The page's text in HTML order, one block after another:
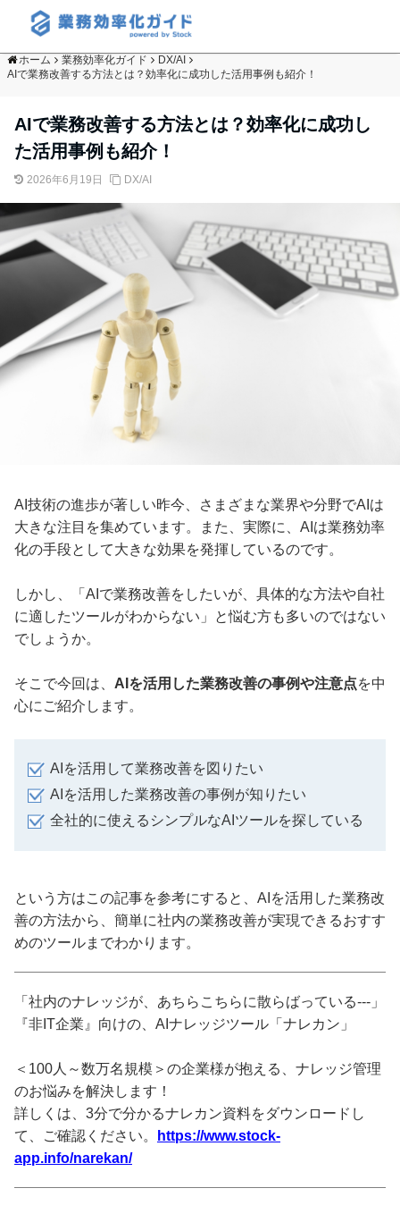
ホーム 業務効率化ガイド
DX/AI
AIで業務改善する方法とは？効率化に成功した活用事例も紹介！
AIで業務改善する方法とは？効率化に成功し
た活用事例も紹介！
2026年6月19日 DX/AI
AI技術の進歩が著しい昨今、さまざまな業界や分野でAIは
大きな注目を集めています。また、実際に、AIは業務効率
化の手段として大きな効果を発揮しているのです。
しかし、「AIで業務改善をしたいが、具体的な方法や自社
に適したツールがわからない」と悩む方も多いのではない
でしょうか。
そこで今回は、 AIを活用した業務改善の事例や注意点を中
心にご紹介します。
AIを活用して業務改善を図りたい
AIを活用した業務改善の事例が知りたい
全社的に使えるシンプルなAIツールを探している
という方はこの記事を参考にすると、AIを活用した業務改
善の方法から、簡単に社内の業務改善が実現できるおすす
めのツールまでわかります。
「社内のナレッジが、あちらこちらに散らばっている---」
『非IT企業』向けの、AIナレッジツール「ナレカン」
＜100人～数万名規模＞の企業様が抱える、ナレッジ管理
のお悩みを解決します！
詳しくは、3分で分かるナレカン資料をダウンロードし
て、ご確認ください。
https://www.stock-
app.info/narekan/